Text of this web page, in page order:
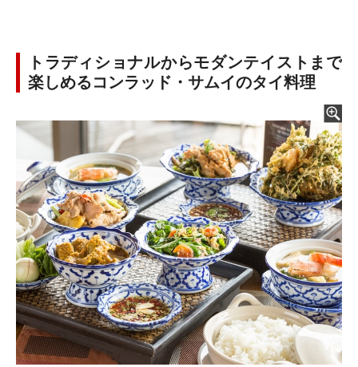
トラディショナルからモダンテイストまで
楽しめるコンラッド・サムイのタイ料理